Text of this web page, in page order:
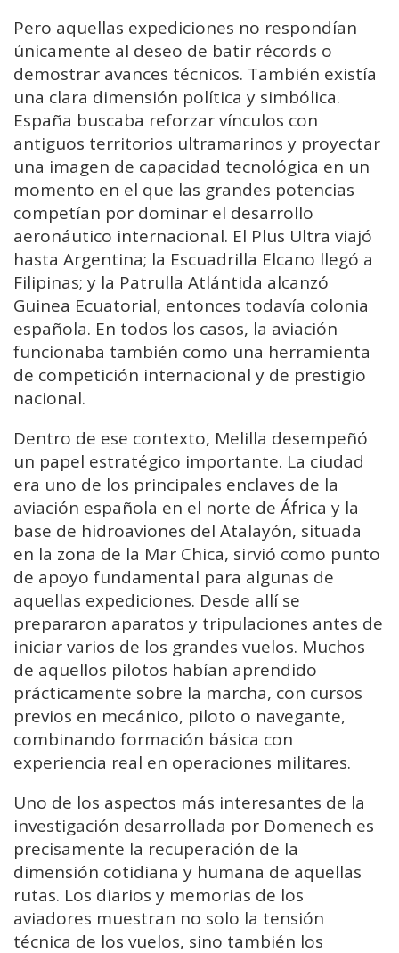
Pero aquellas expediciones no respondían
únicamente al deseo de batir récords o
demostrar avances técnicos. También existía
una clara dimensión política y simbólica.
España buscaba reforzar vínculos con
antiguos territorios ultramarinos y proyectar
una imagen de capacidad tecnológica en un
momento en el que las grandes potencias
competían por dominar el desarrollo
aeronáutico internacional. El Plus Ultra viajó
hasta Argentina; la Escuadrilla Elcano llegó a
Filipinas; y la Patrulla Atlántida alcanzó
Guinea Ecuatorial, entonces todavía colonia
española. En todos los casos, la aviación
funcionaba también como una herramienta
de competición internacional y de prestigio
nacional.
Dentro de ese contexto, Melilla desempeñó
un papel estratégico importante. La ciudad
era uno de los principales enclaves de la
aviación española en el norte de África y la
base de hidroaviones del Atalayón, situada
en la zona de la Mar Chica, sirvió como punto
de apoyo fundamental para algunas de
aquellas expediciones. Desde allí se
prepararon aparatos y tripulaciones antes de
iniciar varios de los grandes vuelos. Muchos
de aquellos pilotos habían aprendido
prácticamente sobre la marcha, con cursos
previos en mecánico, piloto o navegante,
combinando formación básica con
experiencia real en operaciones militares.
Uno de los aspectos más interesantes de la
investigación desarrollada por Domenech es
precisamente la recuperación de la
dimensión cotidiana y humana de aquellas
rutas. Los diarios y memorias de los
aviadores muestran no solo la tensión
técnica de los vuelos, sino también los